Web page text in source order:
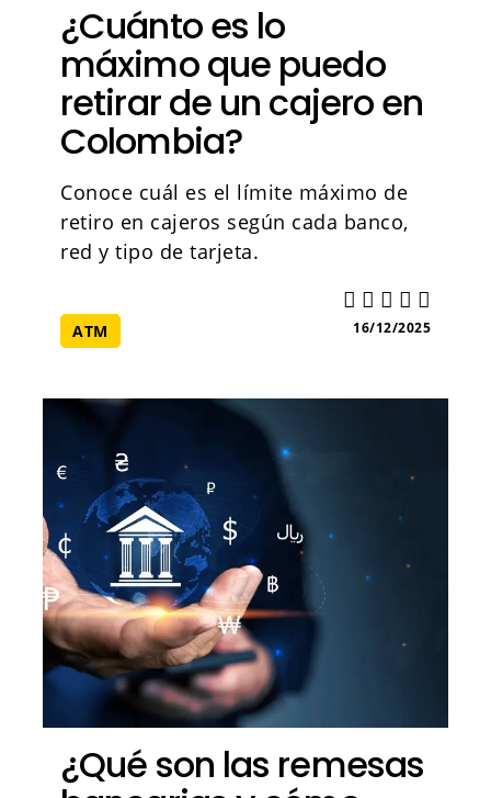
¿Cuánto es lo
máximo que puedo
retirar de un cajero en
Colombia?
Conoce cuál es el límite máximo de
retiro en cajeros según cada banco,
red y tipo de tarjeta.
ATM 16/12/2025
¿Qué son las remesas